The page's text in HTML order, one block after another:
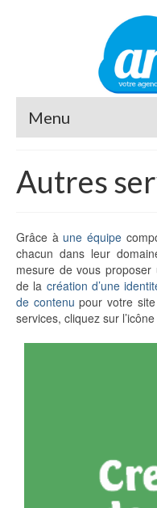
Menu
Autres
Grâce à une équipe
chacun dans leur
mesure de vous
de la création d’une
de contenu pour votre
services, cliquez sur